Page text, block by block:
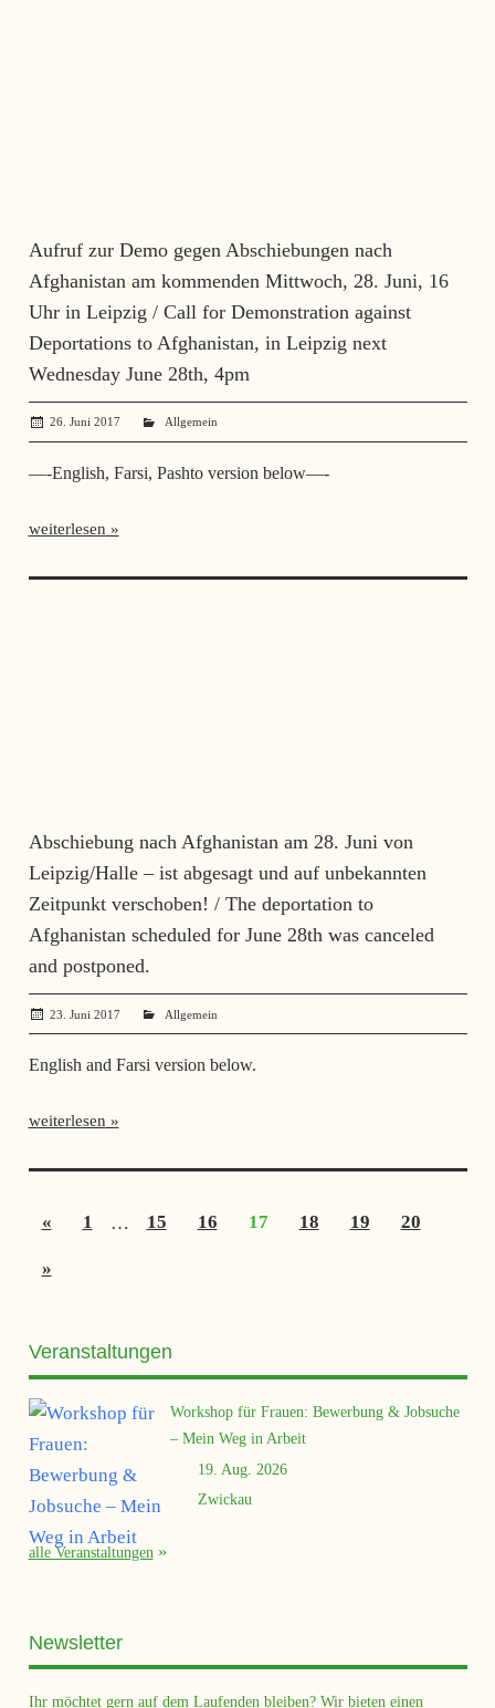
Aufruf zur Demo gegen Abschiebungen nach
Afghanistan am kommenden Mittwoch, 28. Juni, 16
Uhr in Leipzig / Call for Demonstration against
Deportations to Afghanistan, in Leipzig next
Wednesday June 28th, 4pm
26. Juni 2017 administrator
Allgemein
—-English, Farsi, Pashto version below—-
weiterlesen
Abschiebung nach Afghanistan am 28. Juni von
Leipzig/Halle – ist abgesagt und auf unbekannten
Zeitpunkt verschoben! / The deportation to
Afghanistan scheduled for June 28th was canceled
and postponed.
23. Juni 2017 administrator
Allgemein
English and Farsi version below.
weiterlesen
Seitennummerierung
Beiträge
«Vorherige
1 … 15 16 17 18 19 20
Nächste
»
Veranstaltungen
Workshop für Frauen: Bewerbung & Jobsuche
– Mein Weg in Arbeit
19. Aug. 2026
Zwickau
alle Veranstaltungen
Newsletter
Ihr möchtet gern auf dem Laufenden bleiben? Wir bieten einen